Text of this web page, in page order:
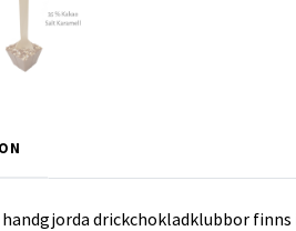
drickchokladklubbor